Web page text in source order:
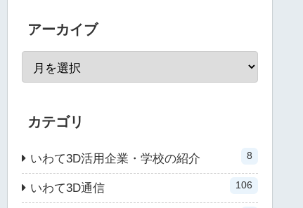
アーカイブ
カテゴリ
いわて3D活用企業・学校の紹介 8
いわて3D通信 106